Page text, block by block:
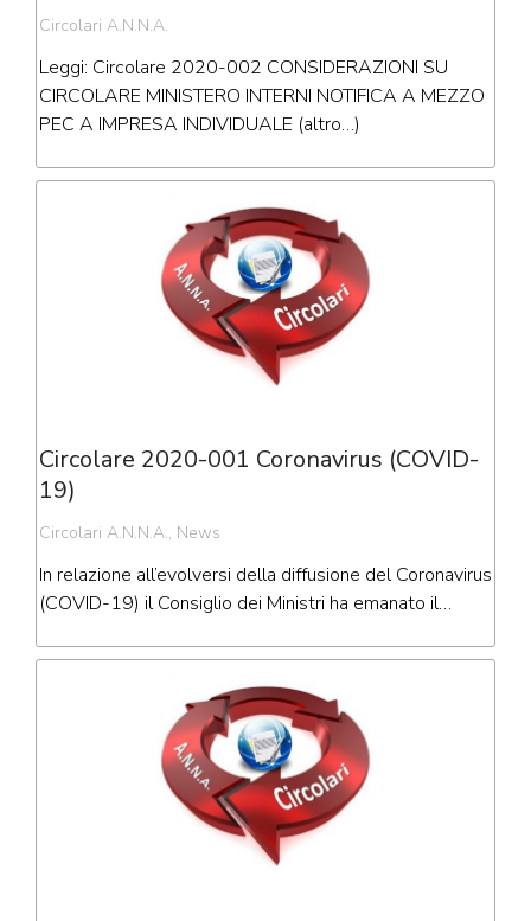
Circolari A.N.N.A.
Leggi: Circolare 2020-002 CONSIDERAZIONI SU
CIRCOLARE MINISTERO INTERNI NOTIFICA A MEZZO
PEC A IMPRESA INDIVIDUALE (altro…)
Circolare 2020-001 Coronavirus (COVID-
19)
Circolari A.N.N.A., News
In relazione all’evolversi della diffusione del Coronavirus
(COVID-19) il Consiglio dei Ministri ha emanato il…